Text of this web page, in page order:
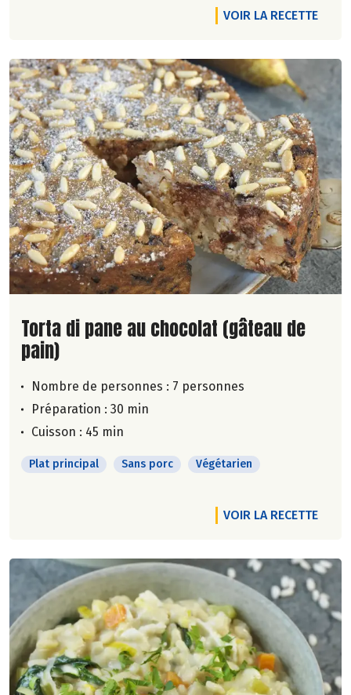
VOIR LA RECETTE
Lire la suite de la recette
Torta di pane au chocolat (gâteau de
pain)
Nombre de personnes : 7 personnes
Préparation : 30 min
Cuisson : 45 min
Plat principal Sans porc Végétarien
VOIR LA RECETTE